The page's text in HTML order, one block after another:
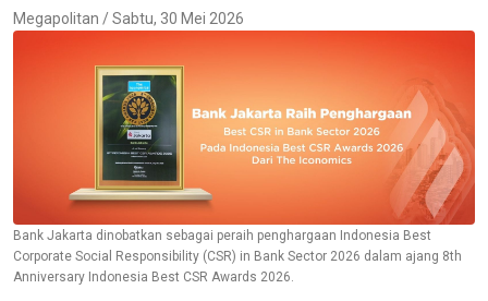
Megapolitan / Sabtu, 30 Mei 2026
Bank Jakarta dinobatkan sebagai peraih penghargaan Indonesia Best
Corporate Social Responsibility (CSR) in Bank Sector 2026 dalam ajang 8th
Anniversary Indonesia Best CSR Awards 2026.